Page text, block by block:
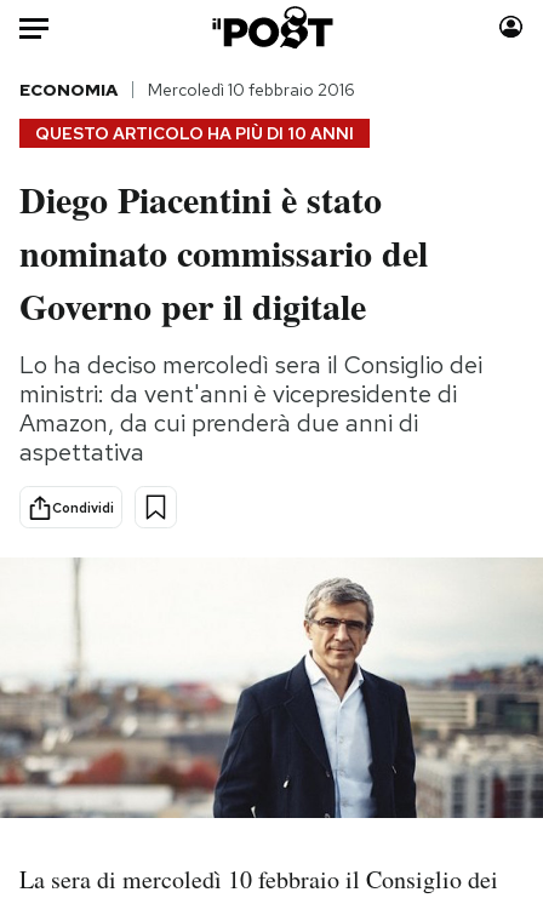
Auto
HOME
Italia
Politica
Tecnologia
Scienza
Cultura
Economia
Sport
Moda
Consumismi
Storie/Idee
Media
Europa
NEWSLETTER
I MIEI PREFERITI
QUESTO ARTICOLO HA PIÙ DI 10 ANNI
ECONOMIA Mercoledì 10 febbraio 2016
Diego Piacentini è stato
nominato commissario del
Governo per il digitale
Lo ha deciso mercoledì sera il Consiglio dei
ministri: da vent'anni è vicepresidente di
Amazon, da cui prenderà due anni di
aspettativa
Condividi
La sera di mercoledì 10 febbraio il Consiglio dei